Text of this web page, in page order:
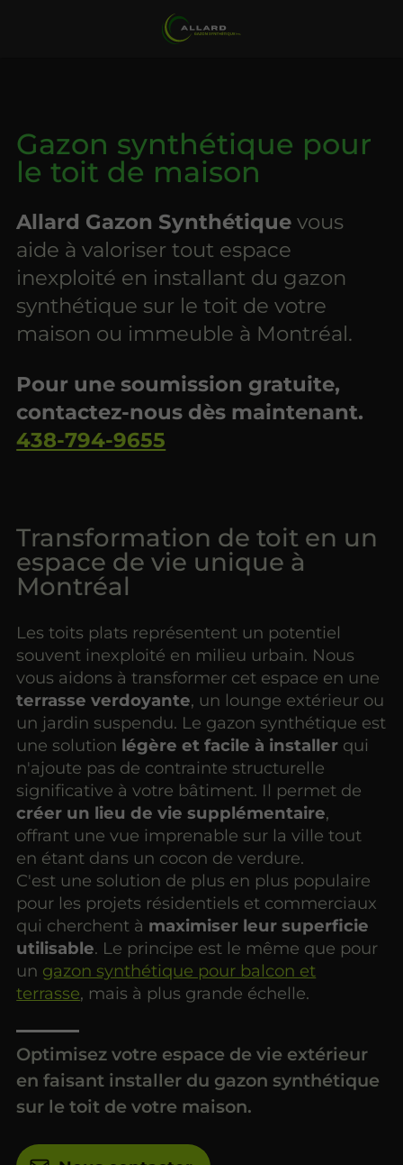
Gazon synthétique pour
le toit de maison
Allard Gazon Synthétique vous
aide à valoriser tout espace
inexploité en installant du gazon
synthétique sur le toit de votre
maison ou immeuble à Montréal.
Pour une soumission gratuite,
contactez-nous dès maintenant.
438-794-9655
Transformation de toit en un
espace de vie unique à
Montréal
Les toits plats représentent un potentiel
souvent inexploité en milieu urbain. Nous
vous aidons à transformer cet espace en une
terrasse verdoyante, un lounge extérieur ou
un jardin suspendu. Le gazon synthétique est
une solution légère et facile à installer qui
n'ajoute pas de contrainte structurelle
significative à votre bâtiment. Il permet de
créer un lieu de vie supplémentaire,
offrant une vue imprenable sur la ville tout
en étant dans un cocon de verdure.
C'est une solution de plus en plus populaire
pour les projets résidentiels et commerciaux
qui cherchent à maximiser leur superficie
utilisable. Le principe est le même que pour
un gazon synthétique pour balcon et
terrasse, mais à plus grande échelle.
Optimisez votre espace de vie extérieur
en faisant installer du gazon synthétique
sur le toit de votre maison.